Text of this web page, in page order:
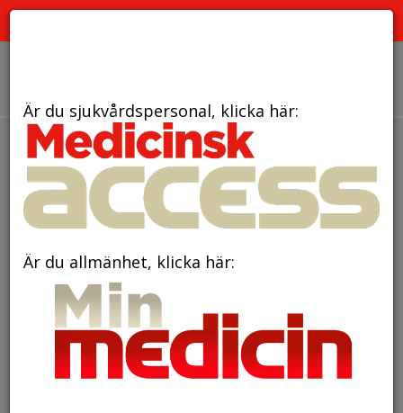
den 12 januari 2018
Även familjemedlemmar
utan ärftlig mutation har ökad
risk för melanom
Är du sjukvårdspersonal, klicka här:
Är du allmänhet, klicka här: